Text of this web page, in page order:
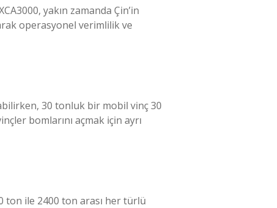
yakın zamanda Çin’in
operasyonel verimlilik ve
30 tonluk bir mobil vinç 30
bomlarını açmak için ayrı
ton ile 2400 ton arası her türlü